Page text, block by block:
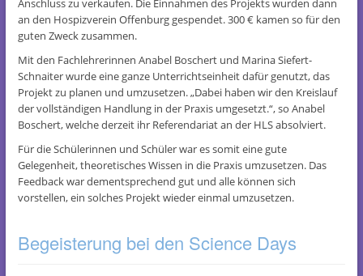
Anschluss zu verkaufen. Die Einnahmen des Projekts wurden dann
an den Hospizverein Offenburg gespendet. 300 € kamen so für den
guten Zweck zusammen.
Mit den Fachlehrerinnen Anabel Boschert und Marina Siefert-
Schnaiter wurde eine ganze Unterrichtseinheit dafür genutzt, das
Projekt zu planen und umzusetzen. „Dabei haben wir den Kreislauf
der vollständigen Handlung in der Praxis umgesetzt.“, so Anabel
Boschert, welche derzeit ihr Referendariat an der HLS absolviert.
Für die Schülerinnen und Schüler war es somit eine gute
Gelegenheit, theoretisches Wissen in die Praxis umzusetzen. Das
Feedback war dementsprechend gut und alle können sich
vorstellen, ein solches Projekt wieder einmal umzusetzen.
Begeisterung bei den Science Days